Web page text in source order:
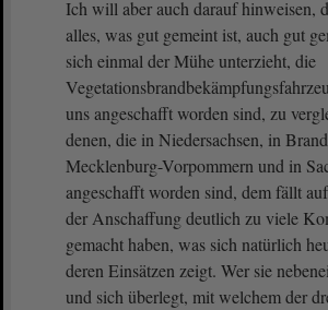
Ich will aber auch darauf hinweisen,
alles, was gut gemeint ist, auch gut
sich einmal der Mühe unterzieht, die
uns angeschafft worden sind, zu
denen, die in Niedersachsen, in
Mecklenburg-Vorpommern und in
angeschafft worden sind, dem fällt
der Anschaffung deutlich zu viele
gemacht haben, was sich natürlich
deren Einsätzen zeigt. Wer sie
und sich überlegt, mit welchem der